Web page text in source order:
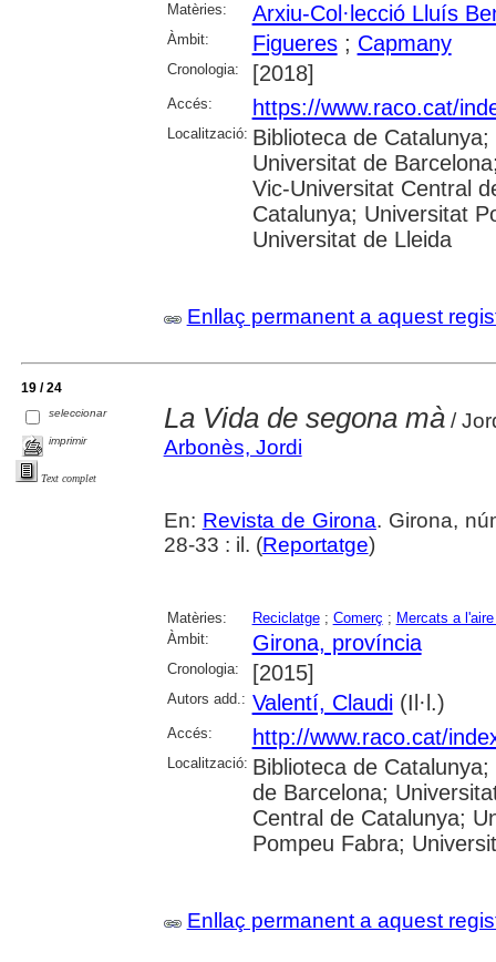
Matèries: Arxiu-Col·lecció Lluís
Àmbit: Figueres; Capmany
Cronologia: [2018]
Accés: https://www.raco.cat/
Localització: Biblioteca de
Universitat de
Vic-Universitat Central
Catalunya; Universitat
Universitat de Lleida
Enllaç permanent a aquest
19 / 24
seleccionar
imprimir
Text complet
La Vida de segona mà/
Arbonès, Jordi
En: Revista de Girona. Girona,
28-33 : il. (Reportatge)
Matèries: Reciclatge; Comerç ; Mercats a
Àmbit:
Girona, província
Cronologia: [2015]
Autors add.: Valentí, Claudi(Il·l.)
Accés: http://www.raco.cat/
Localització: Biblioteca de
de Barcelona;
Central de Catalunya;
Pompeu Fabra;
Enllaç permanent a aquest